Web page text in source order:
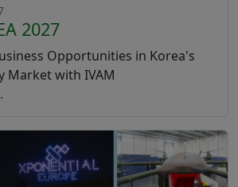
2027
Opportunities in Korea's
Market with IVAM